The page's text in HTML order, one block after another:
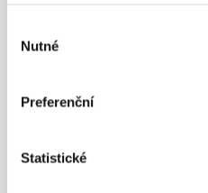
souhlasu
Nutné
Preferenční
Statistické
podílel jako hlavní
než 90 dokumentů. Za
Afghánistánu získal